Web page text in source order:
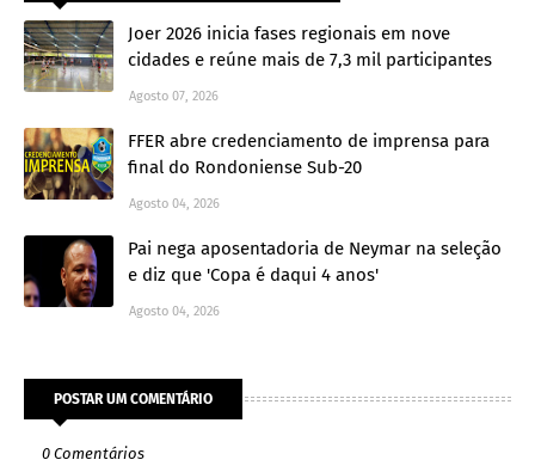
Joer 2026 inicia fases regionais em nove
cidades e reúne mais de 7,3 mil participantes
Agosto 07, 2026
FFER abre credenciamento de imprensa para
final do Rondoniense Sub-20
Agosto 04, 2026
Pai nega aposentadoria de Neymar na seleção
e diz que 'Copa é daqui 4 anos'
Agosto 04, 2026
POSTAR UM COMENTÁRIO
0 Comentários